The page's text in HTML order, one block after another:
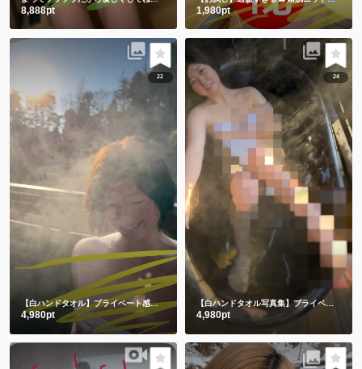
8,888pt 1,980pt
22
【白ハンドタオル】プライベート感満載の貸切露天風呂で撮影したよ🫣💕後編
4,980pt
24
4,980pt